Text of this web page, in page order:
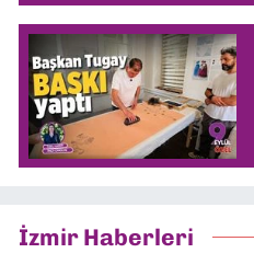
İzmir Haberleri